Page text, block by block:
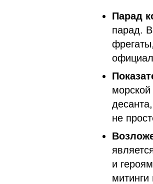
Парад
парад.
не
и